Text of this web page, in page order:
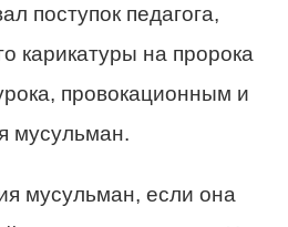
поступок педагога,
карикатуры на пророка
провокационным и
мусульман.
мусульман, если она